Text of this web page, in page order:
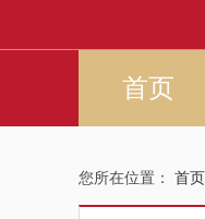
您所在位置： 首页